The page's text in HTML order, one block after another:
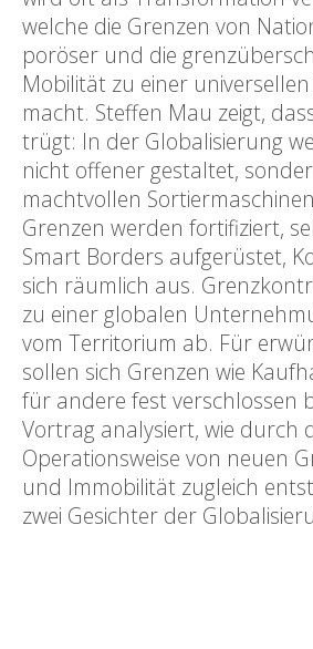
welche die Grenzen von
poröser und die
Mobilität zu einer
macht. Steffen Mau zeigt,
trügt: In der Globalisierung
nicht offener gestaltet,
machtvollen
Grenzen werden fortifiziert,
Smart Borders aufgerüstet,
sich räumlich aus.
zu einer globalen
vom Territorium ab. Für
sollen sich Grenzen wie
für andere fest verschlossen
Vortrag analysiert, wie durch
Operationsweise von neuen
und Immobilität zugleich
zwei Gesichter der